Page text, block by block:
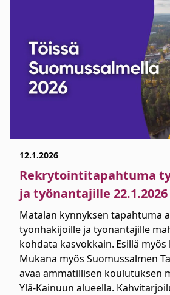
12.1.2026
Rekrytointitapahtuma
ja työnantajille 22.1.2026
Matalan kynnyksen tapahtuma
työnhakijoille ja työnantajille
kohdata kasvokkain. Esillä
Mukana myös Suomussalmen
avaa ammatillisen koulutuksen
Ylä-Kainuun alueella.